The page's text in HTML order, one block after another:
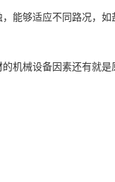
能够适应不同路况，
机械设备因素还有就